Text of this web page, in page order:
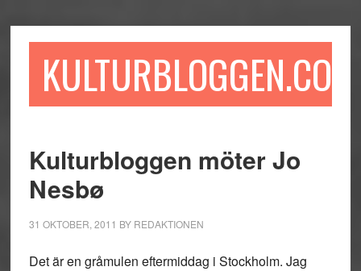
till
till
sidofältet
till
KULTURBLOGGEN.COM
Kulturbloggen möter Jo
Nesbø
31 OKTOBER, 2011 BY REDAKTIONEN
Det är en gråmulen eftermiddag i Stockholm. Jag